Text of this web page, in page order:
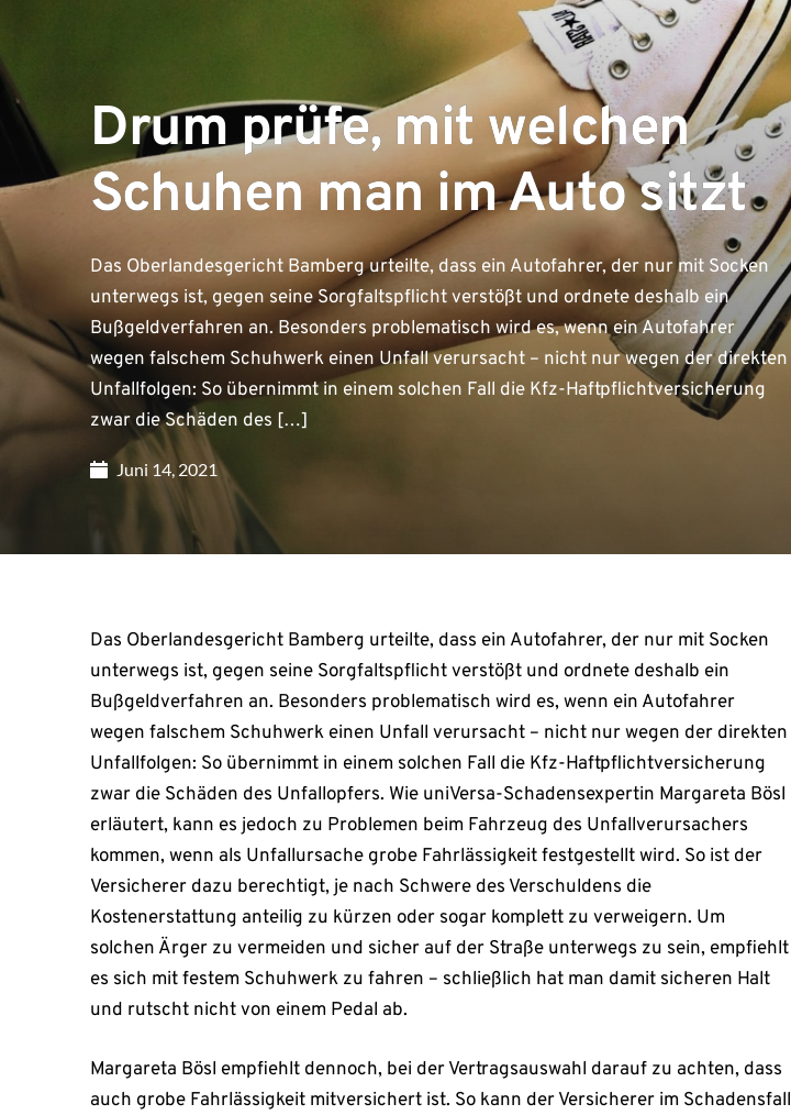
Drum prüfe, mit welchen
Schuhen man im Auto sitzt
Das Oberlandesgericht Bamberg urteilte, dass ein Autofahrer, der nur mit Socken
unterwegs ist, gegen seine Sorgfaltspflicht verstößt und ordnete deshalb ein
Bußgeldverfahren an. Besonders problematisch wird es, wenn ein Autofahrer
wegen falschem Schuhwerk einen Unfall verursacht – nicht nur wegen der direkten
Unfallfolgen: So übernimmt in einem solchen Fall die Kfz-Haftpflichtversicherung
zwar die Schäden des […]
Juni 14, 2021
Das Oberlandesgericht Bamberg urteilte, dass ein Autofahrer, der nur mit Socken
unterwegs ist, gegen seine Sorgfaltspflicht verstößt und ordnete deshalb ein
Bußgeldverfahren an. Besonders problematisch wird es, wenn ein Autofahrer
wegen falschem Schuhwerk einen Unfall verursacht – nicht nur wegen der direkten
Unfallfolgen: So übernimmt in einem solchen Fall die Kfz-Haftpflichtversicherung
zwar die Schäden des Unfallopfers. Wie uniVersa-Schadensexpertin Margareta Bösl
erläutert, kann es jedoch zu Problemen beim Fahrzeug des Unfallverursachers
kommen, wenn als Unfallursache grobe Fahrlässigkeit festgestellt wird. So ist der
Versicherer dazu berechtigt, je nach Schwere des Verschuldens die
Kostenerstattung anteilig zu kürzen oder sogar komplett zu verweigern. Um
solchen Ärger zu vermeiden und sicher auf der Straße unterwegs zu sein, empfiehlt
es sich mit festem Schuhwerk zu fahren – schließlich hat man damit sicheren Halt
und rutscht nicht von einem Pedal ab.
Margareta Bösl empfiehlt dennoch, bei der Vertragsauswahl darauf zu achten, dass
auch grobe Fahrlässigkeit mitversichert ist. So kann der Versicherer im Schadensfall